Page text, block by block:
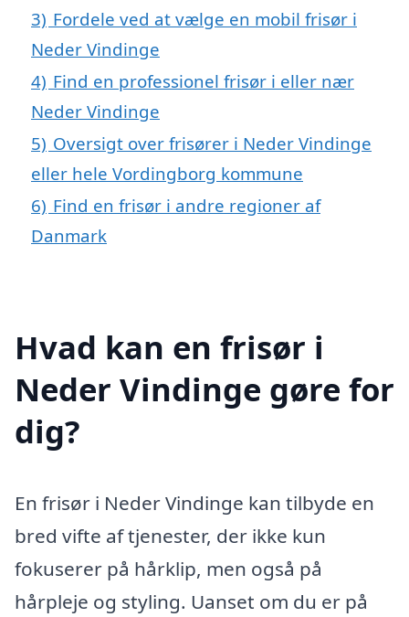
3) Fordele ved at vælge en mobil frisør i
Neder Vindinge
4) Find en professionel frisør i eller nær
Neder Vindinge
5) Oversigt over frisører i Neder Vindinge
eller hele Vordingborg kommune
6) Find en frisør i andre regioner af
Danmark
Hvad kan en frisør i
Neder Vindinge gøre for
dig?
En frisør i Neder Vindinge kan tilbyde en
bred vifte af tjenester, der ikke kun
fokuserer på hårklip, men også på
hårpleje og styling. Uanset om du er på